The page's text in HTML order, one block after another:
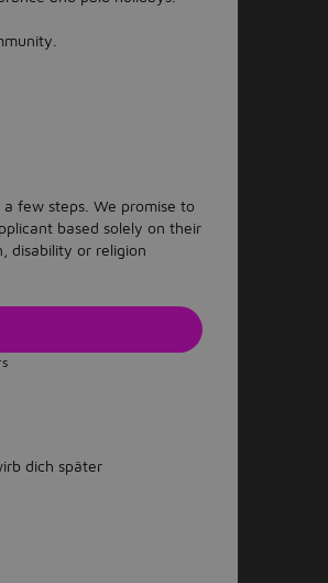
few steps. We promise to
based solely on their
disability or religion
dich später